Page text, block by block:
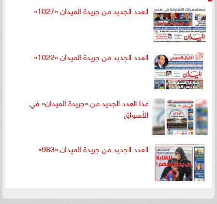
العدد الجديد من جريدة الميدان «1027»
العدد الجديد من جريدة الميدان «1022»
غدًا العدد الجديد من «جريدة الميدان» في
الأسواق
العدد الجديد من جريدة الميدان «983»